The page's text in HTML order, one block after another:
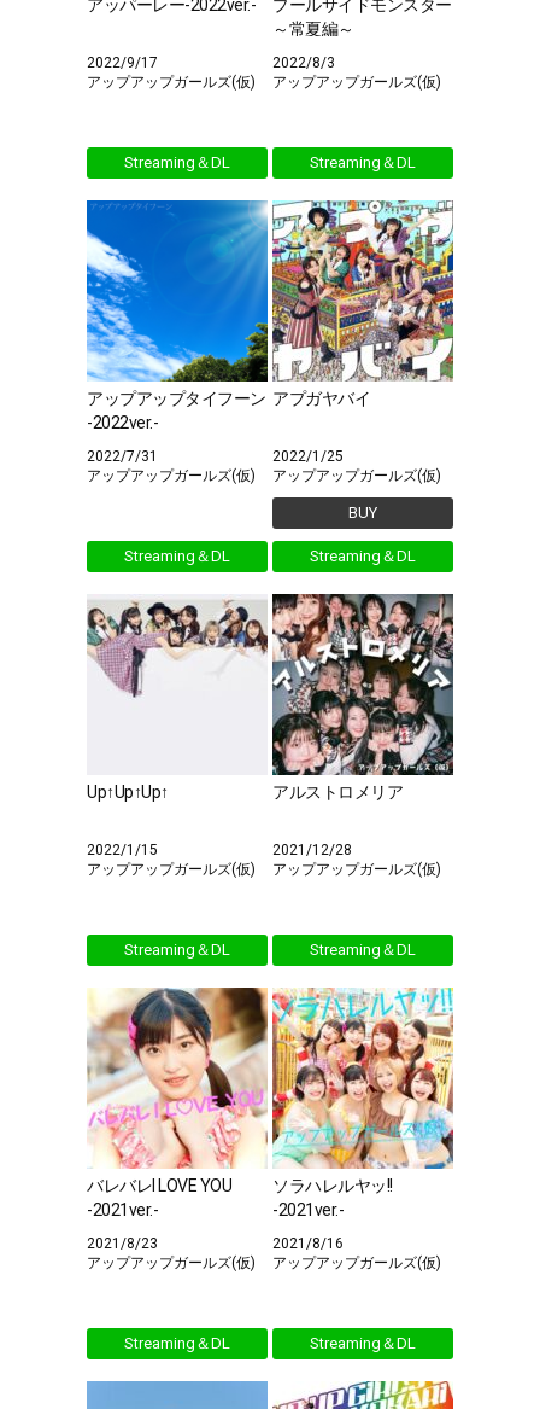
アッパーレー-2022ver.-
2022/9/17
アップアップガールズ(仮)
Streaming＆DL
プールサイドモンスター
～常夏編～
2022/8/3
アップアップガールズ(仮)
Streaming＆DL
アップアップタイフーン
-2022ver.-
2022/7/31
アップアップガールズ(仮)
Streaming＆DL
アプガヤバイ
2022/1/25
アップアップガールズ(仮)
BUY
Streaming＆DL
Up↑Up↑Up↑
2022/1/15
アップアップガールズ(仮)
Streaming＆DL
アルストロメリア
2021/12/28
アップアップガールズ(仮)
Streaming＆DL
バレバレI LOVE YOU
-2021ver.-
2021/8/23
アップアップガールズ(仮)
Streaming＆DL
ソラハレルヤッ!!
-2021ver.-
2021/8/16
アップアップガールズ(仮)
Streaming＆DL